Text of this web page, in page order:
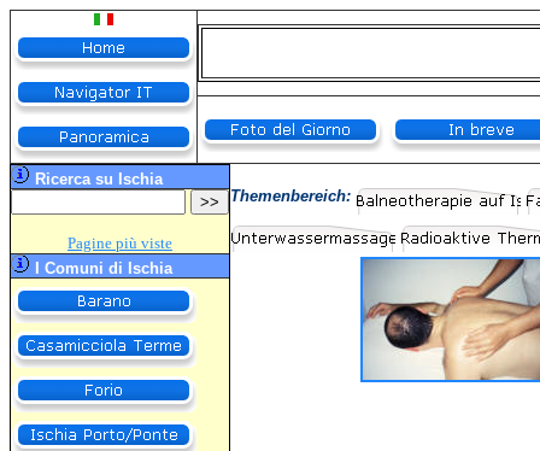
Ricerca su Ischia
Pagine più viste
I Comuni di Ischia
Themenbereich: